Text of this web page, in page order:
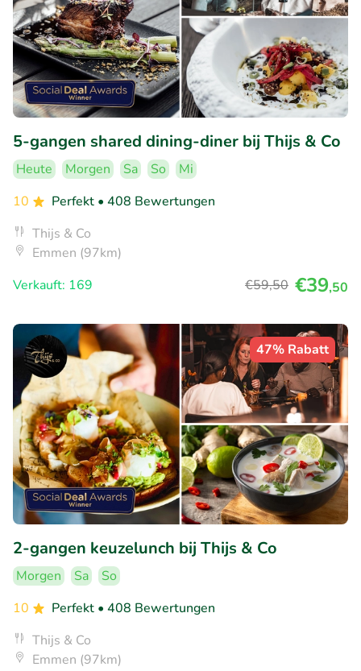
5-gangen shared dining-diner bij Thijs & Co
Heute Morgen Sa So
Mi
10
Perfekt • 408 Bewertungen
Thijs & Co
Emmen (97km)
Verkauft: 169
€59,50 €39,50
47% Rabatt
2-gangen keuzelunch bij Thijs & Co
Morgen Sa
So
10
Perfekt • 408 Bewertungen
Thijs & Co
Emmen (97km)